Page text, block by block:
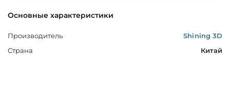
Основные характеристики
Производитель
Shining 3D
Страна
Китай